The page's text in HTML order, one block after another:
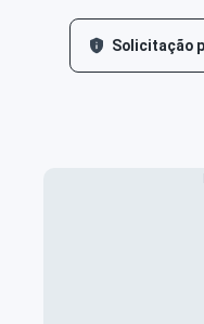
Solicitação